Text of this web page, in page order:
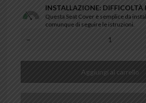
INSTALLAZIONE: DIFFICOLTÀ
Questa Seat Cover è semplice da
comunque di seguire le istruzioni.
Aggiungi al carrello